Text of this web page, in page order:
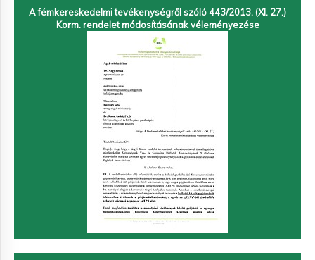
A fémkereskedelmi tevékenységről szóló 443/2013. (XI. 27.)
Korm. rendelet módosításának véleményezése